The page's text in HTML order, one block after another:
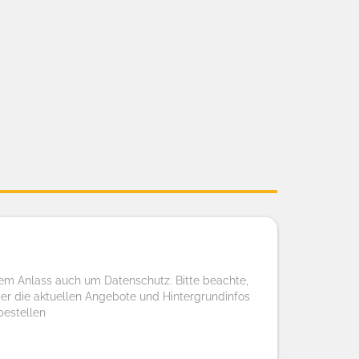
Anlass auch um Datenschutz. Bitte beachte,
die aktuellen Angebote und Hintergrundinfos